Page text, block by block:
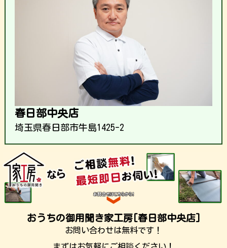
春日部中央店
埼玉県春日部市牛島1425-2
おうちの御用聞き家工房[春日部中央店]
お問い合わせは無料です！